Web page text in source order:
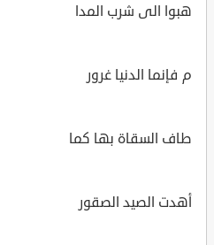
هبوا الى شرب المدا
م فإنما الدنيا غرور
طاف السقاة بها كما
أهدت الصيد الصقور